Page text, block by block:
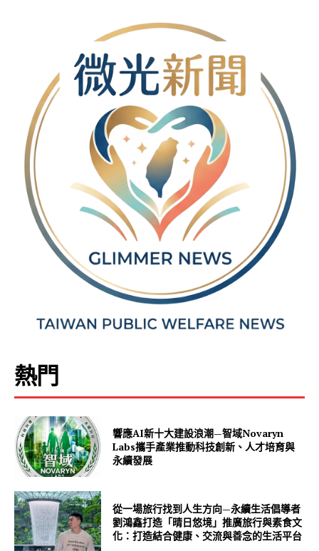
熱門
響應AI新十大建設浪潮—智域Novaryn
Labs攜手產業推動科技創新、人才培育與
永續發展
從一場旅行找到人生方向—永續生活倡導者
劉鴻鑫打造「晴日悠境」推廣旅行與素食文
化：打造結合健康、交流與善念的生活平台